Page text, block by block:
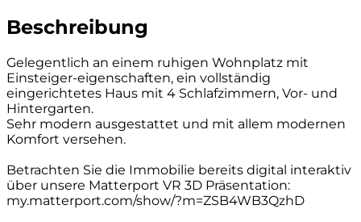
Beschreibung
Gelegentlich an einem ruhigen Wohnplatz mit
Einsteiger-eigenschaften, ein vollständig
eingerichtetes Haus mit 4 Schlafzimmern, Vor- und
Hintergarten.
Sehr modern ausgestattet und mit allem modernen
Komfort versehen.
Betrachten Sie die Immobilie bereits digital interaktiv
über unsere Matterport VR 3D Präsentation:
my.matterport.com/show/?m=ZSB4WB3QzhD